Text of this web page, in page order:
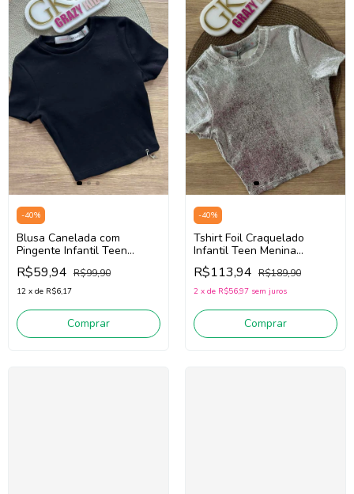
-40%
Blusa Canelada com
Pingente Infantil Teen
Menina Authoria R4473
(Preto)
R$59,94 R$99,90
12 x de R$6,17
Comprar
-40%
Tshirt Foil Craquelado
Infantil Teen Menina
Authoria R4433 (Prata)
R$113,94 R$189,90
2 x de R$56,97 sem juros
Comprar